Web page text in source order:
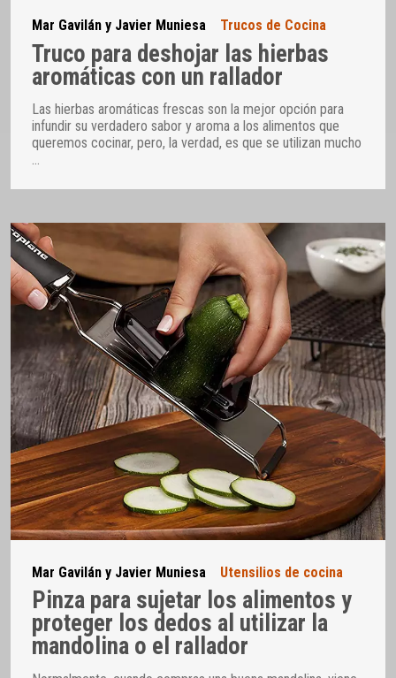
Mar Gavilán y Javier Muniesa Trucos de Cocina
Truco para deshojar las hierbas
aromáticas con un rallador
Las hierbas aromáticas frescas son la mejor opción para
infundir su verdadero sabor y aroma a los alimentos que
queremos cocinar, pero, la verdad, es que se utilizan mucho
…
Mar Gavilán y Javier Muniesa Utensilios de cocina
Pinza para sujetar los alimentos y
proteger los dedos al utilizar la
mandolina o el rallador